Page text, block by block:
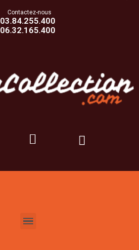
Contactez-nous
03.84.255.400
06.32.165.400